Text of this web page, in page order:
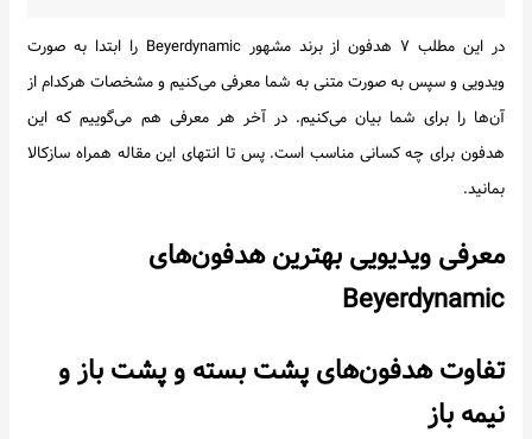
در این مطلب ۷ هدفون از برند مشهور Beyerdynamic را ابتدا به صورت
ویدویی و سپس به صورت متنی به شما معرفی می‌کنیم و مشخصات هرکدام از
آن‌ها را برای شما بیان می‌کنیم. در آخر هر معرفی هم می‌گوییم که این
هدفون برای چه کسانی مناسب است. پس تا انتهای این مقاله همراه سازکالا
بمانید.
معرفی ویدیویی بهترین هدفون‌های
Beyerdynamic
تفاوت هدفون‌های پشت بسته و پشت باز و
نیمه باز